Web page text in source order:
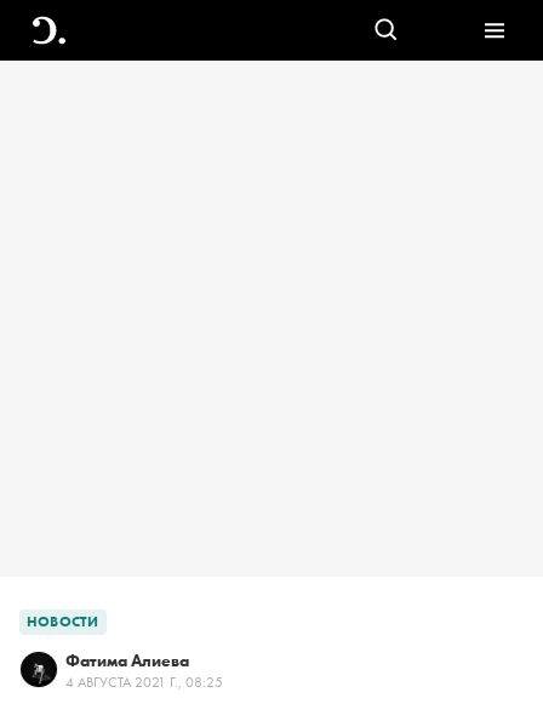
НОВОСТИ
Фатима Алиева
4 АВГУСТА 2021 Г., 08:25